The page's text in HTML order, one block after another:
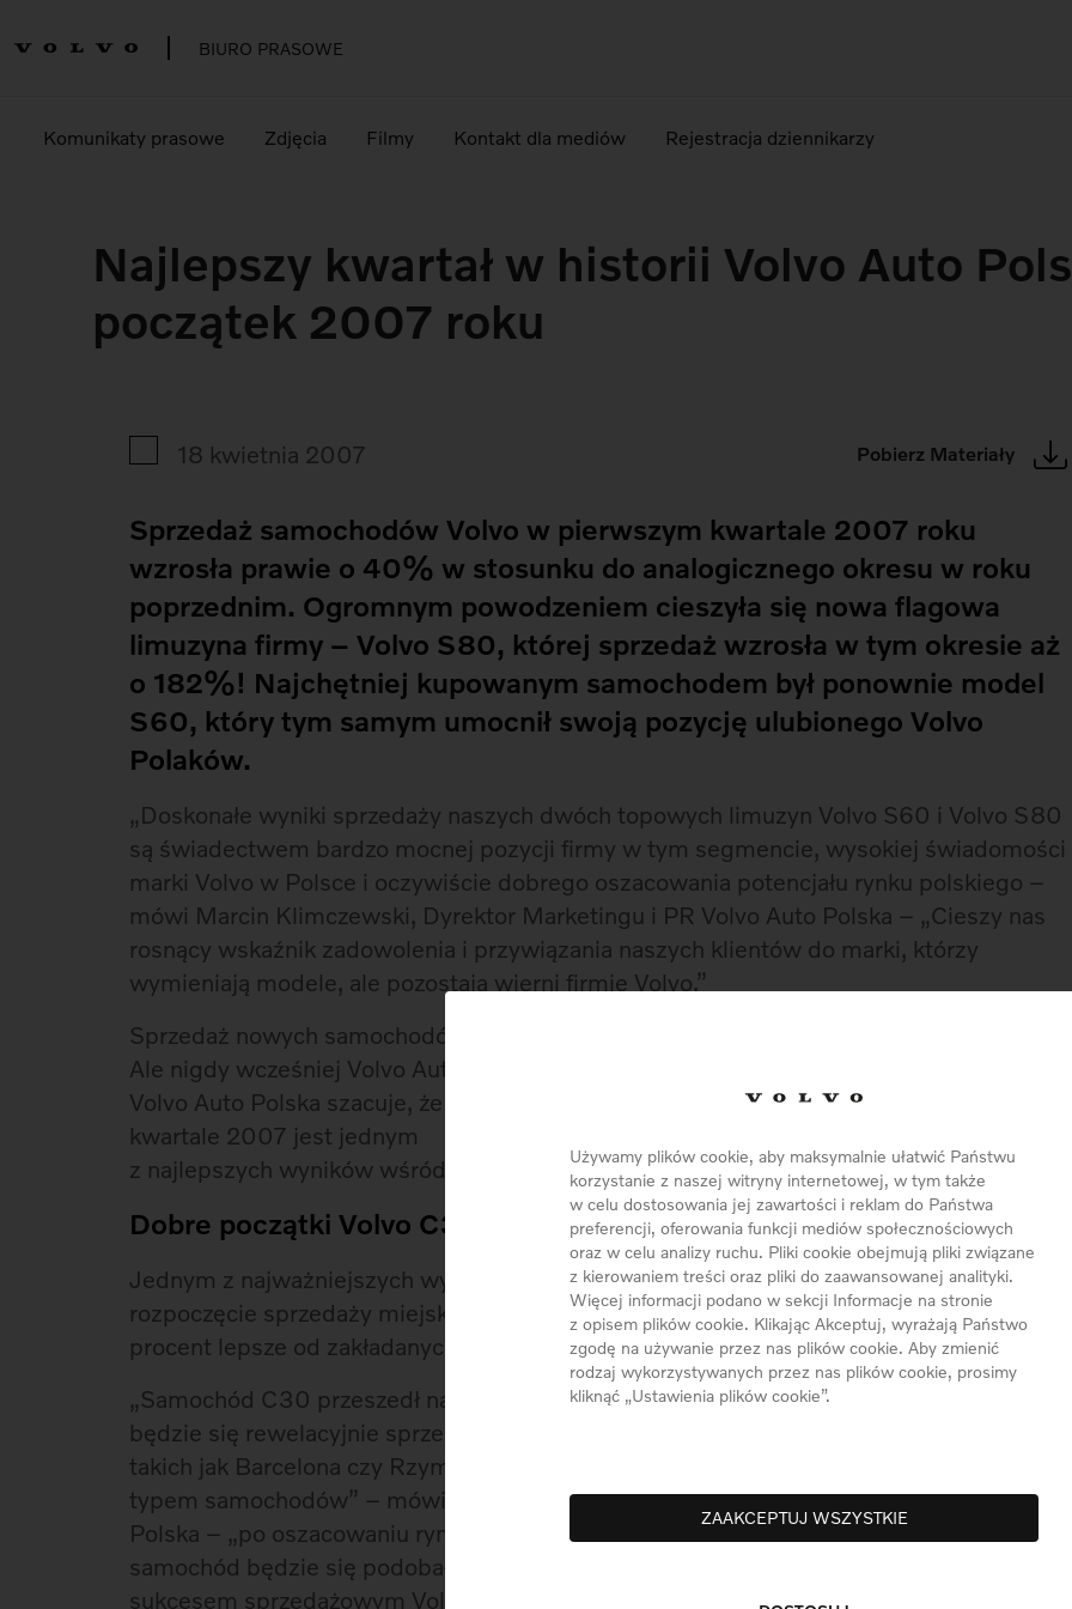
Używamy plików cookie, aby maksymalnie ułatwić Państwu
korzystanie z naszej witryny internetowej, w tym także
w celu dostosowania jej zawartości i reklam do Państwa
preferencji, oferowania funkcji mediów społecznościowych
oraz w celu analizy ruchu. Pliki cookie obejmują pliki związane
z kierowaniem treści oraz pliki do zaawansowanej analityki.
Więcej informacji podano w sekcji Informacje na stronie
z opisem plików cookie. Klikając Akceptuj, wyrażają Państwo
zgodę na używanie przez nas plików cookie. Aby zmienić
rodzaj wykorzystywanych przez nas plików cookie, prosimy
kliknąć „Ustawienia plików cookie”.
ZAAKCEPTUJ WSZYSTKIE
BIURO PRASOWE
Komunikaty prasowe Zdjęcia Filmy Kontakt dla mediów Rejestracja dziennikarzy
Najlepszy kwartał w historii Volvo Auto
początek 2007 roku
18 kwietnia 2007 Pobierz Materiały
Sprzedaż samochodów Volvo w pierwszym kwartale 2007 roku
wzrosła prawie o 40% w stosunku do analogicznego okresu w roku
poprzednim. Ogromnym powodzeniem cieszyła się nowa flagowa
limuzyna firmy – Volvo S80, której sprzedaż wzrosła w tym okresie aż
o 182%! Najchętniej kupowanym samochodem był ponownie model
S60, który tym samym umocnił swoją pozycję ulubionego Volvo
Polaków.
„Doskonałe wyniki sprzedaży naszych dwóch topowych limuzyn Volvo S60 i Volvo S80
są świadectwem bardzo mocnej pozycji firmy w tym segmencie, wysokiej świadomości
marki Volvo w Polsce i oczywiście dobrego oszacowania potencjału rynku polskiego –
mówi Marcin Klimczewski, Dyrektor Marketingu i PR Volvo Auto Polska – „Cieszy nas
rosnący wskaźnik zadowolenia i przywiązania naszych klientów do marki, którzy
wymieniają modele, ale pozostają wierni firmie Volvo.”
Sprzedaż nowych samochodów Volvo od kilku lat wykazuje stałą tendencję wzrostową.
Ale nigdy wcześniej Volvo Auto Polska nie osiągnęła tak doskonałego wyniku sprzedaży.
Volvo Auto Polska szacuje, że liczba dostaw nowych aut do klientów w pierwszym
kwartale 2007 jest jednym
z najlepszych wyników wśród firm luksusowych na rynku.
Dobre początki Volvo C30
Jednym z najważniejszych wydarzeń ostatniego kwartału dla Volvo Auto Polska było
rozpoczęcie sprzedaży miejskiego hatchback’a C30. Pierwsze wyniki są o kilkadzisiesiąt
procent lepsze od zakładanych.
„Samochód C30 przeszedł nasze najśmielsze oczekiwania. Spodziewaliśmy się, że C30
będzie się rewelacyjnie sprzedawać w modnych metropoliach krajów południowych,
takich jak Barcelona czy Rzym, gdzie miejskie, trendy hatchbacki są preferowanym
typem samochodów” – mówi Mariusz Nycz, Communication Manager Volvo Auto
Polska – „po oszacowaniu rynku i preferencji naszych klientów, wiedzieliśmy, że
samochód będzie się podobał, ale nie spodziewali się, że stanie się ogromnym
sukcesem sprzedażowym Volvo. Kilkadziesiąt samochodów zostało zamówionych długo